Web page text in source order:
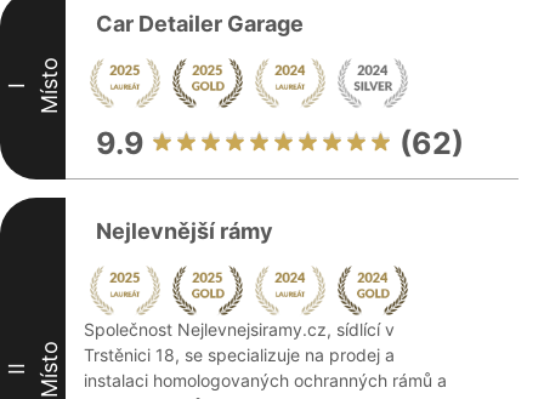
I Místo
Car Detailer Garage
9.9 (62)
II Místo
Nejlevnější rámy
Společnost Nejlevnejsiramy.cz, sídlící v
Trstěnici 18, se specializuje na prodej a
instalaci homologovaných ochranných rámů a